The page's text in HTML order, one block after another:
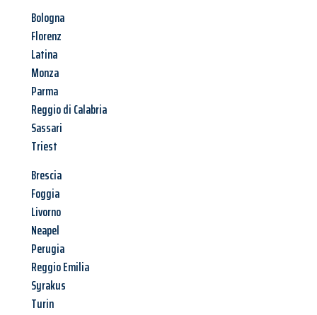
Bologna
Florenz
Latina
Monza
Parma
Reggio di Calabria
Sassari
Triest
Brescia
Foggia
Livorno
Neapel
Perugia
Reggio Emilia
Syrakus
Turin